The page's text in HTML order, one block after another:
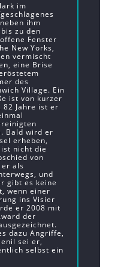
im
ihm
zu den
Fenster
New Yorks,
vermischt
eine Brise
des
Village. Ein
ist von kurzer
82 Jahre ist er
Bald wird er
erheben,
nicht die
von
als
und
gibt es keine
wenn einer
ins Visier
er 2008 mit
der
dazu Angriffe,
sei er,
selbst ein